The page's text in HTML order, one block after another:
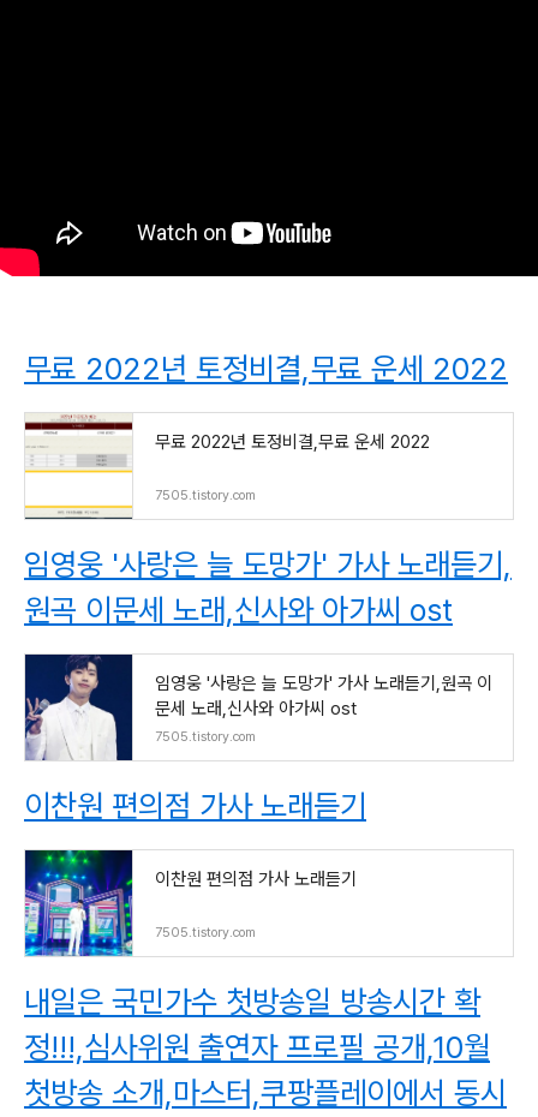
무료 2022년 토정비결,무료 운세 2022
무료 2022년 토정비결,무료 운세 2022
7505.tistory.com
임영웅 '사랑은 늘 도망가' 가사 노래듣기,
원곡 이문세 노래,신사와 아가씨 ost
임영웅 '사랑은 늘 도망가' 가사 노래듣기,원곡 이
문세 노래,신사와 아가씨 ost
7505.tistory.com
이찬원 편의점 가사 노래듣기
이찬원 편의점 가사 노래듣기
7505.tistory.com
내일은 국민가수 첫방송일 방송시간 확
정!!!,심사위원 출연자 프로필 공개,10월
첫방송 소개,마스터,쿠팡플레이에서 동시